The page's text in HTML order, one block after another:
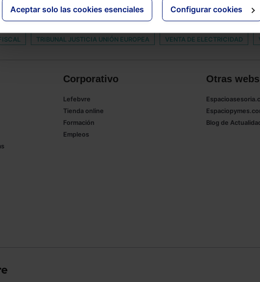
Aceptar solo las cookies esenciales Configurar cookies
MEDIDAS FISCALES MORATORIA DE PRÉSTAMOS NOVIEMBRE 2019
PROTECCIÓN INTEGRAL A LA INFANCIA Y A LA ADOLESCENCIA
TRIBUNAL JUSTICIA UNIÓN EUROPEA VENTA DE ELECTRICIDAD
Corporativo
Lefebvre
Tienda online
Formación
Empleos
Otras
Blog de